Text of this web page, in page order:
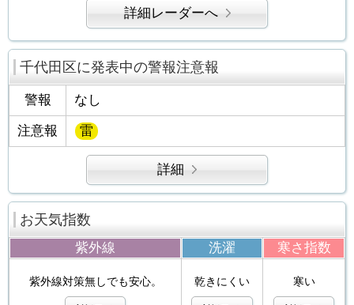
詳細レーダーへ
千代田区に発表中の警報注意報
警報 なし
注意報 雷
詳細
お天気指数
紫外線 洗濯 寒さ指数
紫外線対策無しでも安心。 乾きにくい 寒い